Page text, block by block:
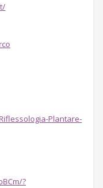
Plantare-
?